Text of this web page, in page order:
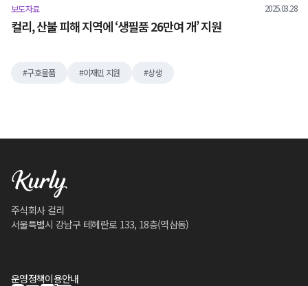
보도자료 2025.03.28
컬리, 산불 피해 지역에 ‘생필품 26만여 개’ 지원
구호물품 이재민 지원 상생
주식회사 컬리
서울특별시 강남구 테헤란로 133, 18층(역삼동)
운영정책이용안내